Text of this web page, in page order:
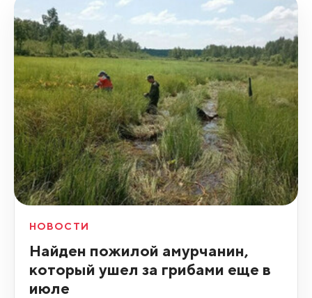
НОВОСТИ
Найден пожилой амурчанин,
который ушел за грибами еще в
июле